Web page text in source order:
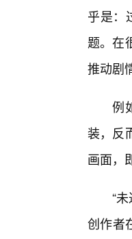
乎是：
题。在
推动剧
例
装，反
画面，
“
创作者